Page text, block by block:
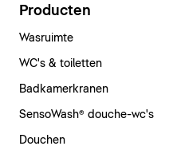
Producten
Wasruimte
WC's & toiletten
Badkamerkranen
SensoWash® douche-wc's
Douchen